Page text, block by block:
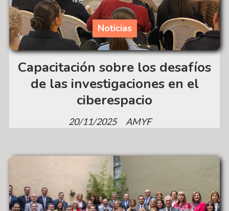
Capacitación sobre los desafíos
de las investigaciones en el
ciberespacio
AMYF
Noticias
20/11/2025